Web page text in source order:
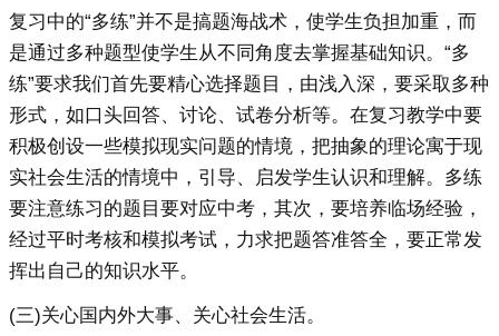
复习中的“多练”并不是搞题海战术，使学生负担加重，而
是通过多种题型使学生从不同角度去掌握基础知识。“多
练”要求我们首先要精心选择题目，由浅入深，要采取多种
形式，如口头回答、讨论、试卷分析等。在复习教学中要
积极创设一些模拟现实问题的情境，把抽象的理论寓于现
实社会生活的情境中，引导、启发学生认识和理解。多练
要注意练习的题目要对应中考，其次，要培养临场经验，
经过平时考核和模拟考试，力求把题答准答全，要正常发
挥出自己的知识水平。
(三)关心国内外大事、关心社会生活。